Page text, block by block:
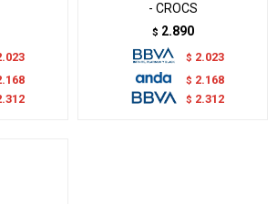
- CROCS
$ 2.890
$ 2.023
$ 2.168
$ 2.312